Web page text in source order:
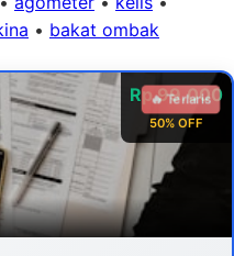
• bakat ombak
Rp 99.000
50% OFF
🔥 Terlaris